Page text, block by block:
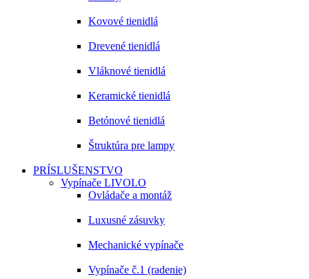
Kovové tienidlá
Drevené tienidlá
Vláknové tienidlá
Keramické tienidlá
Betónové tienidlá
Štruktúra pre lampy
PRÍSLUŠENSTVO
Vypínače LIVOLO
Ovládače a montáž
Luxusné zásuvky
Mechanické vypínače
Vypínače č.1 (radenie)